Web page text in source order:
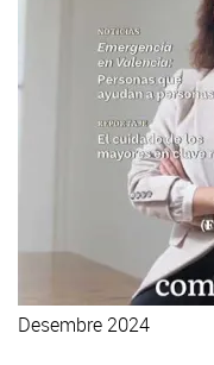
Desembre 2024